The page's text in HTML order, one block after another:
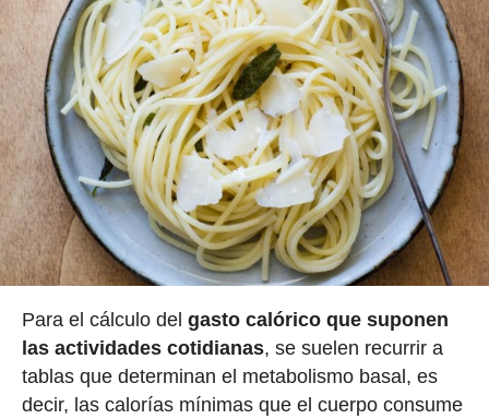
Para el cálculo del gasto calórico que suponen
las actividades cotidianas, se suelen recurrir a
tablas que determinan el metabolismo basal, es
decir, las calorías mínimas que el cuerpo consume